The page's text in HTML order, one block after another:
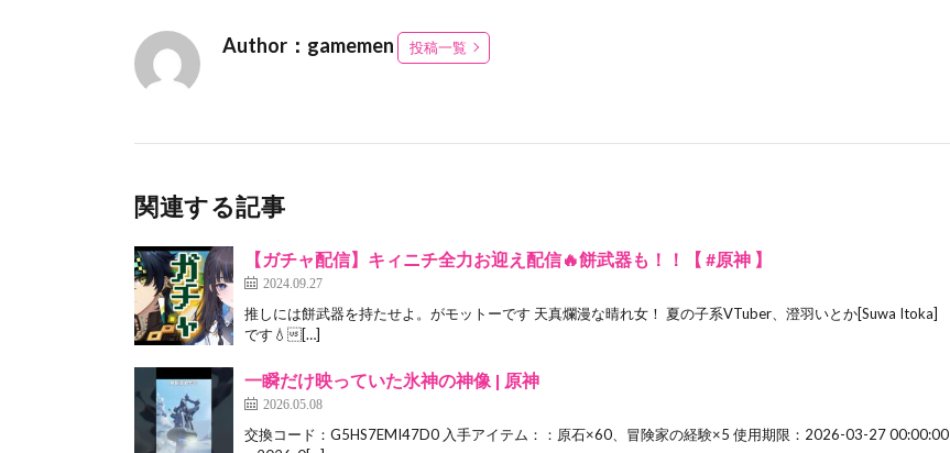
Author：gamemen 投稿一覧
関連する記事
【ガチャ配信】キィニチ全力お迎え配信🔥餅武器も！！【 #原神 】
2024.09.27
推しには餅武器を持たせよ。がモットーです 天真爛漫な晴れ女！ 夏の子系VTuber、澄羽いとか[Suwa Itoka]
です💧[…]
一瞬だけ映っていた氷神の神像 | 原神
2026.05.08
交換コード：G5HS7EMI47D0 入手アイテム：：原石×60、冒険家の経験×5 使用期限：2026-03-27 00:00:00